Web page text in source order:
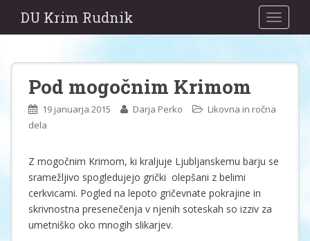
DU Krim Rudnik
Pod mogočnim Krimom
19 januarja 2015 Darja Perko
Likovna in ročna
dela
Z mogočnim Krimom, ki kraljuje Ljubljanskemu barju se
sramežljivo spogledujejo grički olepšani z belimi
cerkvicami. Pogled na lepoto gričevnate pokrajine in
skrivnostna presenečenja v njenih soteskah so izziv za
umetniško oko mnogih slikarjev.